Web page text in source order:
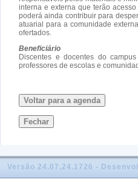
interna e externa que terão
poderá ainda contribuir para
atuarial para a comunidade
ofertados.
Beneficiário
Discentes e docentes do
professores de escolas e
Voltar para a agenda
Fechar
Versão 24.07.24.1726 -